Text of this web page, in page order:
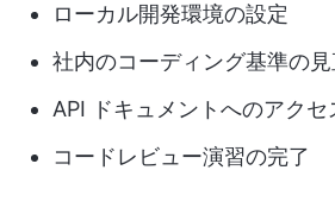
ローカル開発環境の設定
社内のコーディング基準の見
API ドキュメントへのアクセ
コードレビュー演習の完了